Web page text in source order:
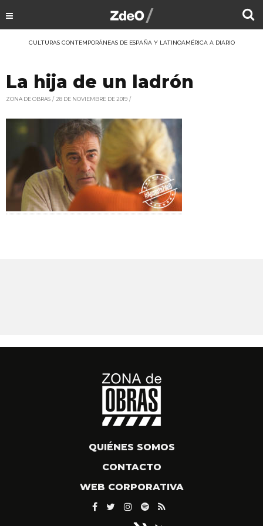
CULTURAS CONTEMPORÁNEAS DE ESPAÑA Y LATINOAMÉRICA A DIARIO
La hija de un ladrón
ZONA DE OBRAS 28 DE NOVIEMBRE DE 2019
QUIÉNES SOMOS
CONTACTO
WEB CORPORATIVA